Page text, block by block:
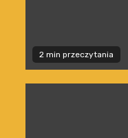
2 min przeczytania